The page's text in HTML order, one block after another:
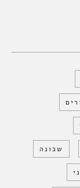
שכונה